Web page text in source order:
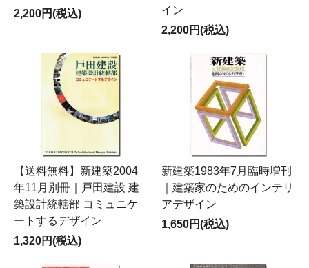
2,200円(税込)
イン
2,200円(税込)
【送料無料】新建築2004
年11月別冊｜戸田建設 建
築設計統轄部 コミュニケ
ートするデザイン
1,320円(税込)
新建築1983年7月臨時増刊
｜建築家のためのインテリ
アデザイン
1,650円(税込)